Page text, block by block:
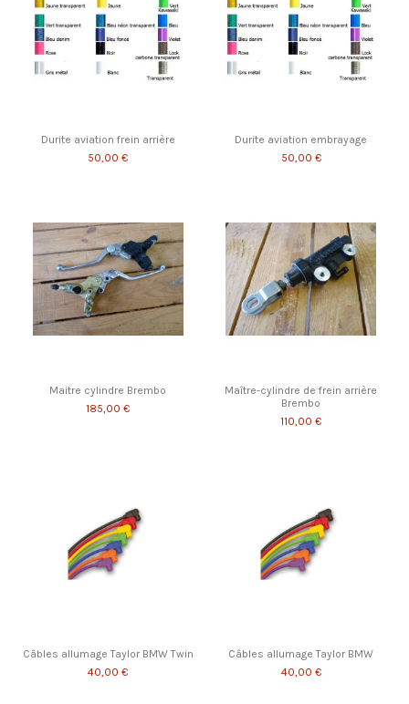
Durite aviation frein arrière
50,00 €
Durite aviation embrayage
50,00 €
Maitre cylindre Brembo
185,00 €
Maître-cylindre de frein arrière
Brembo
110,00 €
Câbles allumage Taylor BMW Twin
40,00 €
Câbles allumage Taylor BMW
40,00 €